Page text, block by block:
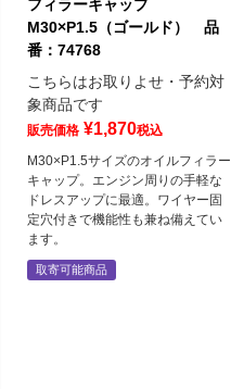
フィラーキャップ
M30×P1.5（ゴールド） 品
番：74768
こちらはお取りよせ・予約対
象商品です
販売価格 ¥1,870税込
M30×P1.5サイズのオイルフィラー
キャップ。エンジン周りの手軽な
ドレスアップに最適。ワイヤー固
定穴付きで機能性も兼ね備えてい
ます。
取寄可能商品